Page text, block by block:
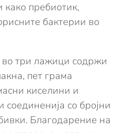
како пребиотик,
бактерии во
три лажици содржи
пет грама
киселини и
соединенија со бројни
Благодарение на